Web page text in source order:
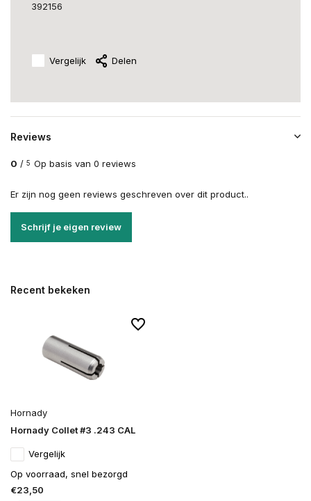
392156
Vergelijk Delen
Reviews
0 / 5 Op basis van 0 reviews
Er zijn nog geen reviews geschreven over dit product..
Schrijf je eigen review
Recent bekeken
Hornady
Hornady Collet #3 .243 CAL
Vergelijk
Op voorraad, snel bezorgd
€23,50